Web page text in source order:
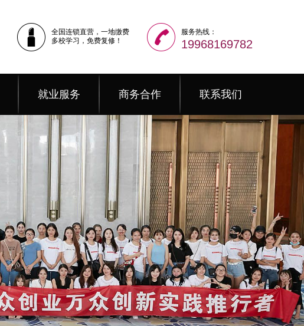
全国连锁直营，一地缴费
多校学习，免费复修！
服务热线：
19968169782
就业服务 商务合作 联系我们